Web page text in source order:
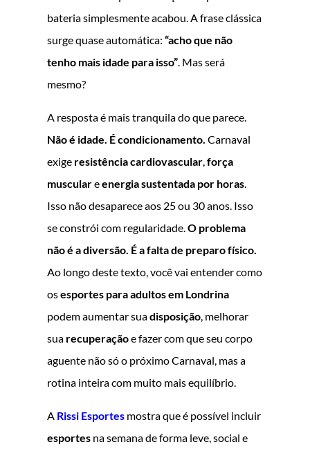
bateria simplesmente acabou. A frase clássica
surge quase automática: “acho que não
tenho mais idade para isso”. Mas será
mesmo?
A resposta é mais tranquila do que parece.
Não é idade. É condicionamento. Carnaval
exige resistência cardiovascular,força
musculareenergia sustentada por horas.
Isso não desaparece aos 25 ou 30 anos. Isso
se constrói com regularidade.O problema
não é a diversão. É a falta de preparo físico.
Ao longo deste texto, você vai entender como
osesportes para adultos em Londrina
podem aumentar suadisposição, melhorar
sua recuperaçãoe fazer com que seu corpo
aguente não só o próximo Carnaval, mas a
rotina inteira com muito mais equilíbrio.
A Rissi Esportes mostra que é possível incluir
esportes na semana de forma leve, social e